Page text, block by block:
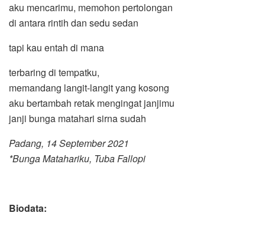
aku mencarimu, memohon pertolongan
di antara rintih dan sedu sedan
tapi kau entah di mana
terbaring di tempatku,
memandang langit-langit yang kosong
aku bertambah retak mengingat janjimu
janji bunga matahari sirna sudah
Padang, 14 September 2021
*Bunga Matahariku, Tuba Fallopi
Biodata: